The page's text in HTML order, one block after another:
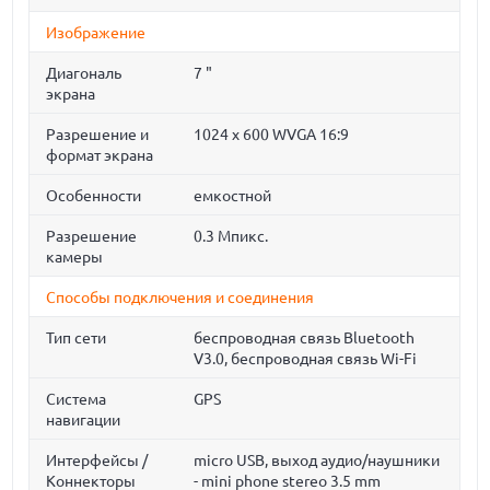
Изображение
Диагональ
экрана
7 "
Разрешение и
формат экрана
1024 x 600 WVGA 16:9
Особенности емкостной
Разрешение
камеры
0.3 Мпикс.
Способы подключения и соединения
Тип сети
беспроводная связь Bluetooth
V3.0, беспроводная связь Wi-Fi
Система
навигации
GPS
Интерфейсы /
Коннекторы
micro USB, выход аудио/наушники
- mini phone stereo 3.5 mm